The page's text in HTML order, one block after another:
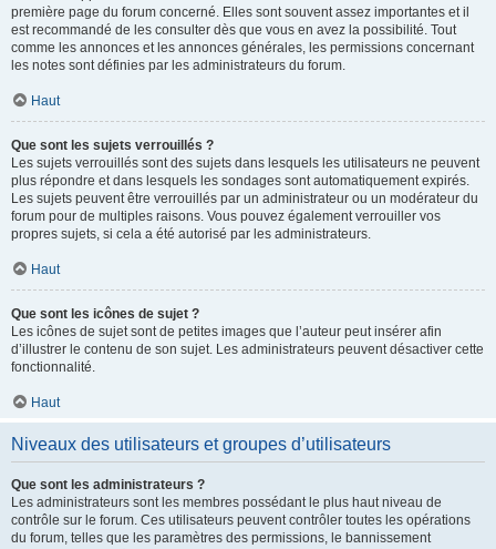
première page du forum concerné. Elles sont souvent assez importantes et il
est recommandé de les consulter dès que vous en avez la possibilité. Tout
comme les annonces et les annonces générales, les permissions concernant
les notes sont définies par les administrateurs du forum.
Haut
Que sont les sujets verrouillés ?
Les sujets verrouillés sont des sujets dans lesquels les utilisateurs ne peuvent
plus répondre et dans lesquels les sondages sont automatiquement expirés.
Les sujets peuvent être verrouillés par un administrateur ou un modérateur du
forum pour de multiples raisons. Vous pouvez également verrouiller vos
propres sujets, si cela a été autorisé par les administrateurs.
Haut
Que sont les icônes de sujet ?
Les icônes de sujet sont de petites images que l’auteur peut insérer afin
d’illustrer le contenu de son sujet. Les administrateurs peuvent désactiver cette
fonctionnalité.
Haut
Niveaux des utilisateurs et groupes d’utilisateurs
Que sont les administrateurs ?
Les administrateurs sont les membres possédant le plus haut niveau de
contrôle sur le forum. Ces utilisateurs peuvent contrôler toutes les opérations
du forum, telles que les paramètres des permissions, le bannissement